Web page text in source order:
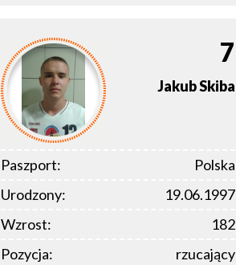
7
JakubSkiba
Paszport:
Polska
Urodzony:
19.06.1997
Wzrost:
182
Pozycja:
rzucający